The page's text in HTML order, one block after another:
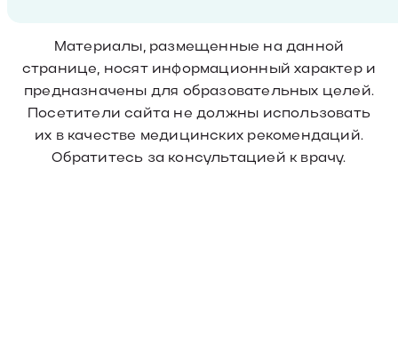
Материалы, размещенные на данной
странице, носят информационный характер и
предназначены для образовательных целей.
Посетители сайта не должны использовать
их в качестве медицинских рекомендаций.
Обратитесь за консультацией к врачу.